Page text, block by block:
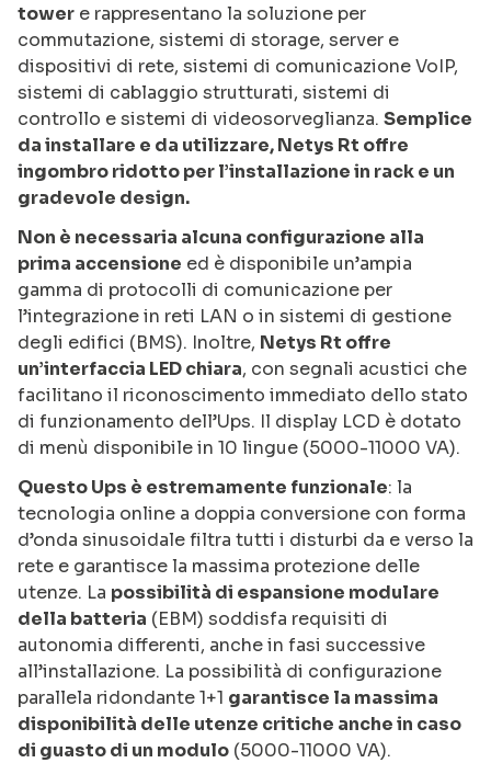
tower e rappresentano la soluzione per
commutazione, sistemi di storage, server e
dispositivi di rete, sistemi di comunicazione VoIP,
sistemi di cablaggio strutturati, sistemi di
controllo e sistemi di videosorveglianza. Semplice
da installare e da utilizzare, Netys Rt offre
ingombro ridotto per l’installazione in rack e un
gradevole design.
Non è necessaria alcuna configurazione alla
prima accensione ed è disponibile un’ampia
gamma di protocolli di comunicazione per
l’integrazione in reti LAN o in sistemi di gestione
degli edifici (BMS). Inoltre, Netys Rt offre
un’interfaccia LED chiara, con segnali acustici che
facilitano il riconoscimento immediato dello stato
di funzionamento dell’Ups. Il display LCD è dotato
di menù disponibile in 10 lingue (5000-11000 VA).
Questo Ups è estremamente funzionale: la
tecnologia online a doppia conversione con forma
d’onda sinusoidale filtra tutti i disturbi da e verso la
rete e garantisce la massima protezione delle
utenze. La possibilità di espansione modulare
della batteria (EBM) soddisfa requisiti di
autonomia differenti, anche in fasi successive
all’installazione. La possibilità di configurazione
parallela ridondante 1+1 garantisce la massima
disponibilità delle utenze critiche anche in caso
di guasto di un modulo (5000-11000 VA).